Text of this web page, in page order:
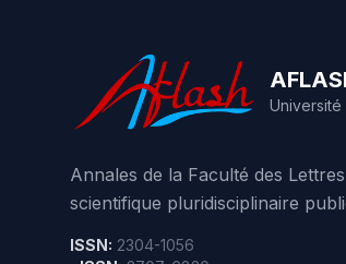
Annales de la Faculté des
scientifique pluridisciplinaire
ISSN: 2304-1056